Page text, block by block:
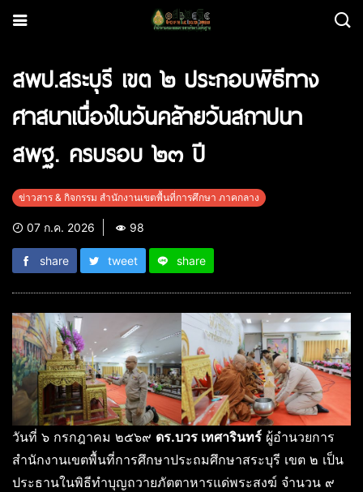
สพป.สระบุรี เขต ๒ ประกอบพิธีทาง
ศาสนาเนื่องในวันคล้ายวันสถาปนา
สพฐ. ครบรอบ ๒๓ ปี
ข่าวสาร & กิจกรรม สำนักงานเขตพื้นที่การศึกษา ภาคกลาง
07 ก.ค. 2026 98
share tweet share
วันที่ ๖ กรกฎาคม ๒๕๖๙ ดร.บวร เทศารินทร์ ผู้อำนวยการ
สำนักงานเขตพื้นที่การศึกษาประถมศึกษาสระบุรี เขต ๒ เป็น
ประธานในพิธีทำบุญถวายภัตตาหารแด่พระสงฆ์ จำนวน ๙